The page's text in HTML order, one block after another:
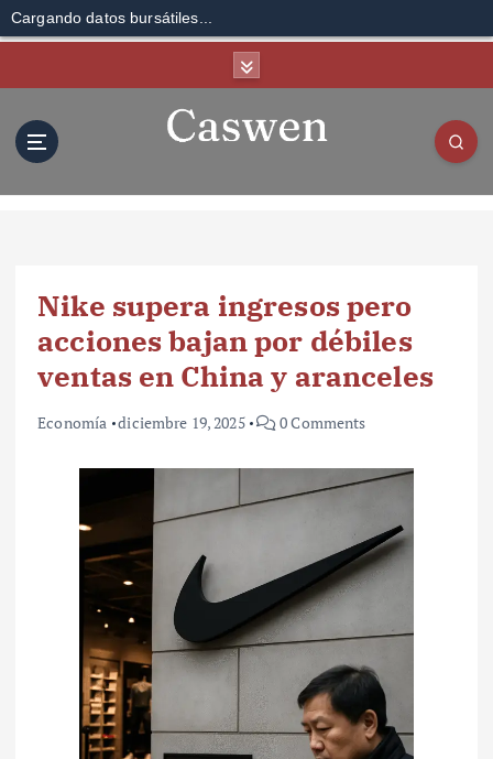
Cargando datos bursátiles...
Nike supera ingresos pero
acciones bajan por débiles
ventas en China y aranceles
Economía diciembre 19, 2025 0 Comments